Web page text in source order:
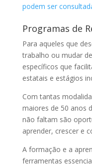
podem ser
Programas de
Para aqueles que
trabalho ou mudar
específicos que
estatais e estágios
Com tantas
maiores de 50 anos
não faltam são
aprender, crescer e
A formação e a
ferramentas